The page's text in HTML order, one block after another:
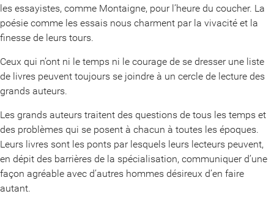
les essayistes, comme Montaigne, pour l’heure du coucher. La
poésie comme les essais nous charment par la vivacité et la
finesse de leurs tours.
Ceux qui n’ont ni le temps ni le courage de se dresser une liste
de livres peuvent toujours se joindre à un cercle de lecture des
grands auteurs.
Les grands auteurs traitent des questions de tous les temps et
des problèmes qui se posent à chacun à toutes les époques.
Leurs livres sont les ponts par lesquels leurs lecteurs peuvent,
en dépit des barrières de la spécialisation, communiquer d’une
façon agréable avec d’autres hommes désireux d’en faire
autant.